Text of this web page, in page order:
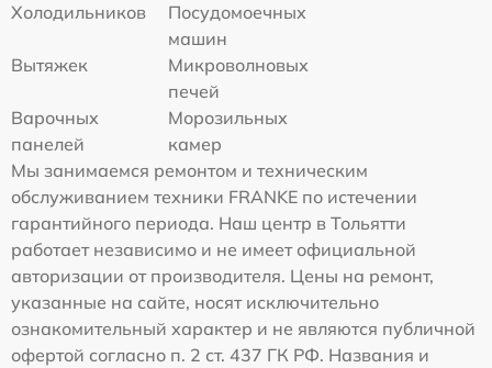
Холодильников
Посудомоечных
машин
Вытяжек
Микроволновых
печей
Варочных
панелей
Морозильных
камер
Мы занимаемся ремонтом и техническим
обслуживанием техники FRANKE по истечении
гарантийного периода. Наш центр в Тольятти
работает независимо и не имеет официальной
авторизации от производителя. Цены на ремонт,
указанные на сайте, носят исключительно
ознакомительный характер и не являются публичной
офертой согласно п. 2 ст. 437 ГК РФ. Названия и